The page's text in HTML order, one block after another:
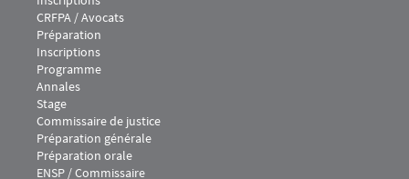
Menu footer IEJ 2
CRFPA / Avocats
Préparation
Inscriptions
Programme
Annales
Stage
Menu footer IEJ 3
Commissaire de justice
Préparation générale
Préparation orale
Menu footer IEJ 4
ENSP / Commissaire